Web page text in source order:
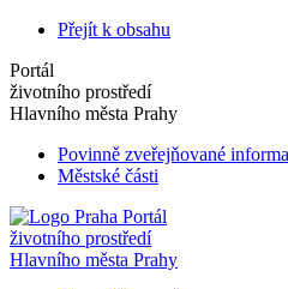
Přejít k obsahu
Portál
životního prostředí
Hlavního města Prahy
Povinně zveřejňované
Městské části
Portál
životního prostředí
Hlavního města Prahy